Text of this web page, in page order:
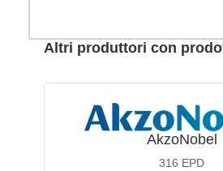
Altri produttori con
AkzoNobel
316 EPD